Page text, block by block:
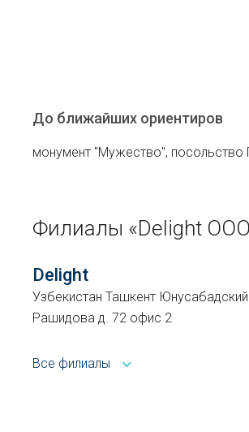
До ближайших ориентиров
монумент "Мужество", посольство
Филиалы «Delight
Delight
Узбекистан Ташкент
Рашидова д. 72 офис 2
Все филиалы